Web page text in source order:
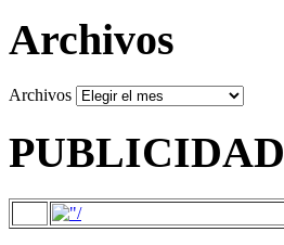
Archivos
Archivos
PUBLICIDAD